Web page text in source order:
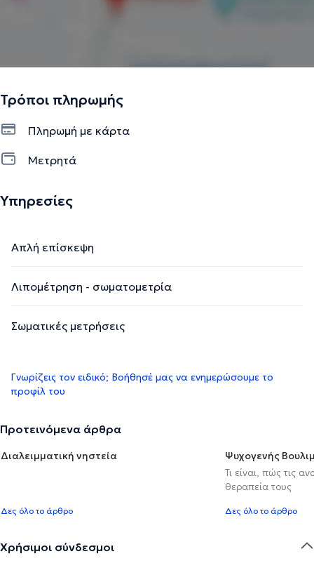
Τρόποι πληρωμής
Πληρωμή με κάρτα
Μετρητά
Υπηρεσίες
Απλή επίσκεψη
Λιπομέτρηση - σωματομετρία
Σωματικές μετρήσεις
Γνωρίζεις τον ειδικό; Βοήθησέ μας να ενημερώσουμε το
προφίλ του
Προτεινόμενα άρθρα
Διαλειμματική νηστεία
Δες όλο το άρθρο
Ψυχογενής
Τι είναι, πώς τις
θεραπεία τους
Δες όλο το άρθρο
Χρήσιμοι σύνδεσμοι